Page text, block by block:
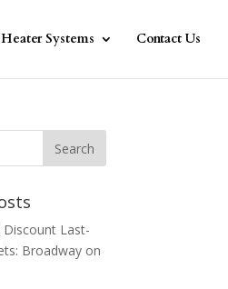
Systems Contact Us
Discount Last-
Broadway on